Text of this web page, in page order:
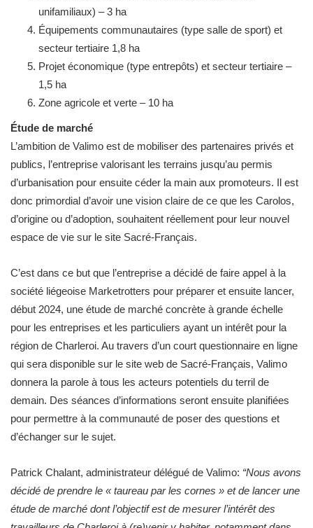
unifamiliaux) – 3 ha
Équipements communautaires (type salle de sport) et
secteur tertiaire 1,8 ha
Projet économique (type entrepôts) et secteur tertiaire –
1,5 ha
Zone agricole et verte – 10 ha
Étude de marché
L’ambition de Valimo est de mobiliser des partenaires privés et
publics, l’entreprise valorisant les terrains jusqu’au permis
d’urbanisation pour ensuite céder la main aux promoteurs. Il est
donc primordial d’avoir une vision claire de ce que les Carolos,
d’origine ou d’adoption, souhaitent réellement pour leur nouvel
espace de vie sur le site Sacré-Français.
C’est dans ce but que l’entreprise a décidé de faire appel à la
société liégeoise Marketrotters pour préparer et ensuite lancer,
début 2024, une étude de marché concrète à grande échelle
pour les entreprises et les particuliers ayant un intérêt pour la
région de Charleroi. Au travers d’un court questionnaire en ligne
qui sera disponible sur le site web de Sacré-Français, Valimo
donnera la parole à tous les acteurs potentiels du terril de
demain. Des séances d’informations seront ensuite planifiées
pour permettre à la communauté de poser des questions et
d’échanger sur le sujet.
Patrick Chalant, administrateur délégué de Valimo: “Nous avons
décidé de prendre le « taureau par les cornes » et de lancer une
étude de marché dont l’objectif est de mesurer l’intérêt des